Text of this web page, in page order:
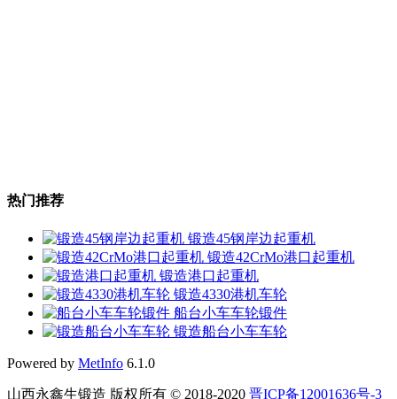
热门推荐
锻造45钢岸边起重机
锻造42CrMo港口起重机
锻造港口起重机
锻造4330港机车轮
船台小车车轮锻件
锻造船台小车车轮
Powered by MetInfo 6.1.0
山西永鑫生锻造 版权所有 © 2018-2020 晋ICP备12001636号-3